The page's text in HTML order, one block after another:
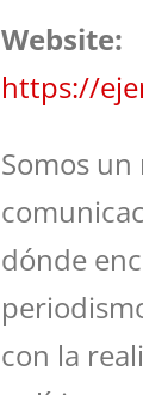
Website:
https://
Somos
dónde
con la